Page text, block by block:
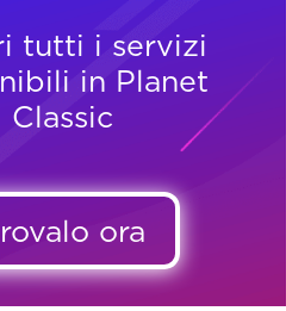
tutti i servizi
in Planet
Classic
ora